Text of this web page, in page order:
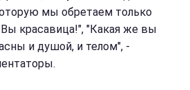
мы обретаем только
красавица!", "Какая же вы
и душой, и телом", -